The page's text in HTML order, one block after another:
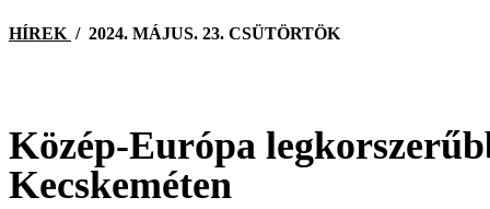
KERESÉS
HÍREK / 2024. MÁJUS. 23. CSÜTÖRTÖK
Közép-Európa
Kecskeméten